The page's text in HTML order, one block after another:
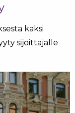
kaksi
sijoittajalle